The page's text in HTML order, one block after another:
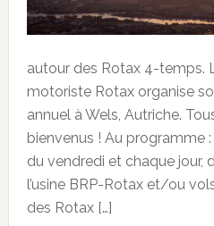
autour des Rotax 4-temps.
motoriste Rotax organise
annuel à Wels, Autriche.
bienvenus ! Au programme
du vendredi et chaque jour,
l’usine BRP-Rotax et/ou
des Rotax […]